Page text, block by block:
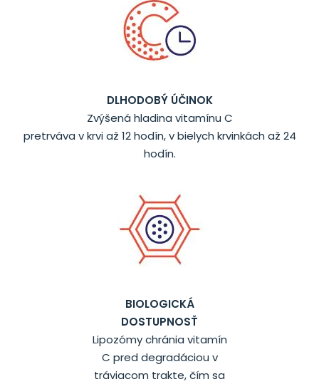
DLHODOBÝ ÚČINOK
Zvýšená hladina vitamínu C
pretrváva v krvi až 12 hodín, v bielych krvinkách až 24
hodín.
BIOLOGICKÁ
DOSTUPNOSŤ
Lipozómy chránia vitamín
C pred degradáciou v
tráviacom trakte, čím sa